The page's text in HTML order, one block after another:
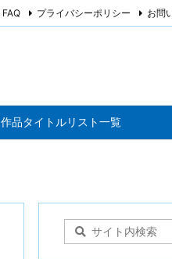
作品タイトルリスト一覧
FAQ プライバシーポリシー お問